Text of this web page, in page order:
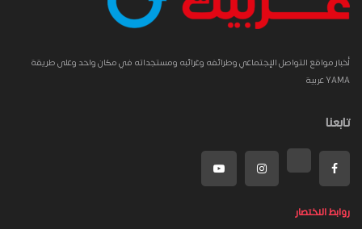
أخبار مواقع التواصل الإجتماعي وطرائفه وغرائبه ومستجداته في مكان واحد وعلى طريقة
YAMA عربية
تابعنا
روابط الاختصار